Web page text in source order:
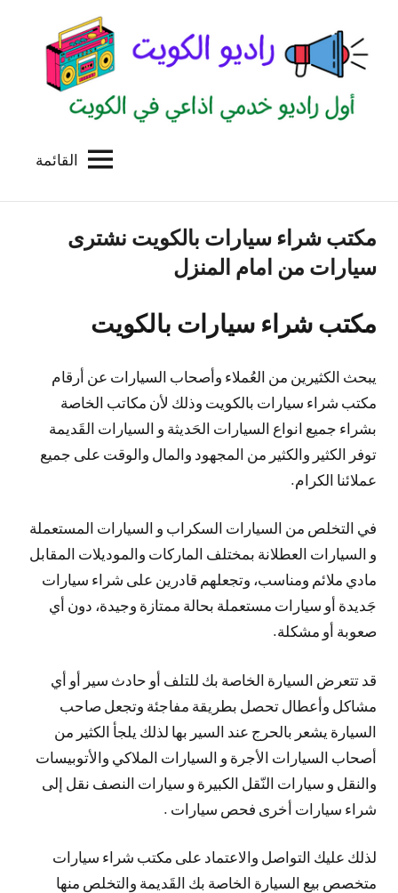
المحتوى
الكويت
للاعلانات
الخدمية
بالكويت
القائمة
مكتب شراء سيارات بالكويت نشترى
سيارات من امام المنزل
مكتب شراء سيارات بالكويت
يبحث الكثيرين من العُملاء وأصحاب السيارات عن أرقام
مكتب شراء سيارات بالكويت وذلك لأن مكاتب الخاصة
بشراء جميع انواع السيارات الحَديثة و السيارات القَديمة
توفر الكثير والكثير من المجهود والمال والوقت على جميع
عملائنا الكرام.
في التخلص من السيارات السكراب و السيارات المستعملة
و السيارات العطلانة بمختلف الماركات والموديلات المقابل
مادي ملائم ومناسب، وتجعلهم قادرين على شراء سيارات
جَديدة أو سيارات مستعملة بحالة ممتازة وجيدة، دون أي
صعوبة أو مشكلة.
قد تتعرض السيارة الخاصة بك للتلف أو حادث سير أو أي
مشاكل وأعطال تحصل بطريقة مفاجئة وتجعل صاحب
السيارة يشعر بالحرج عند السير بها لذلك يلجأ الكثير من
أصحاب السيارات الأجرة و السيارات الملاكي والأتوبيسات
والنقل و سيارات النّقل الكبيرة و سيارات النصف نقل إلى
شراء سيارات أخرى فحص سيارات .
لذلك عليك التواصل والاعتماد على مكتب شراء سيارات
متخصص بيع السيارة الخاصة بك القَديمة والتخلص منها